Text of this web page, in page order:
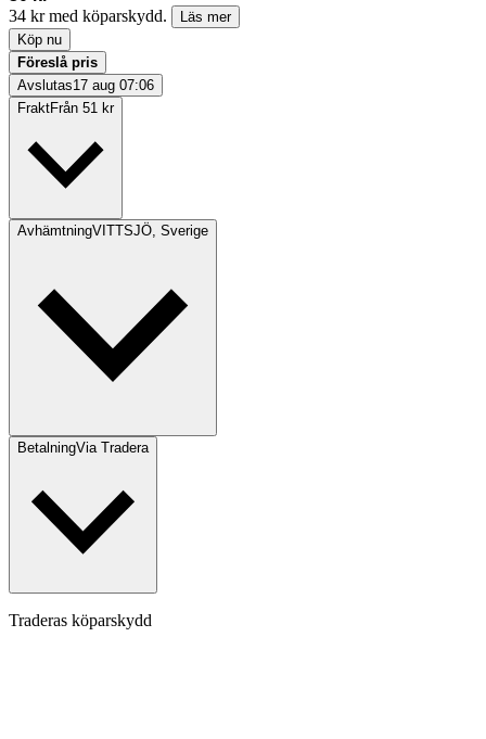
34 kr med köparskydd.
Läs mer
Köp nu
Föreslå pris
Avslutas17 aug 07:06
FraktFrån 51 kr
AvhämtningVITTSJÖ, Sverige
BetalningVia Tradera
Traderas köparskydd